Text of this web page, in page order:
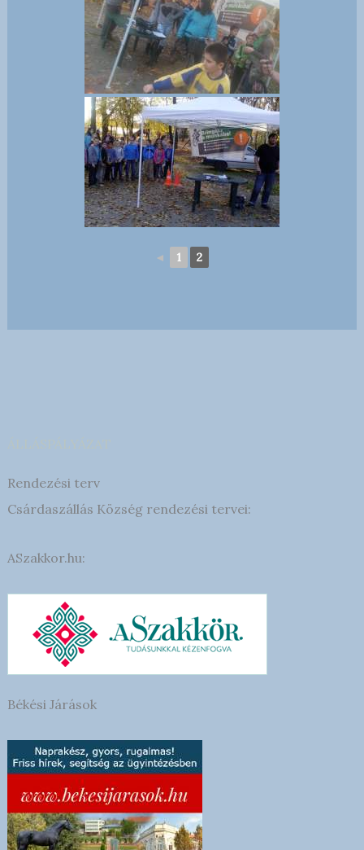
Rendezési terv
Csárdaszállás Község rendezési tervei:
ASzakkor.hu:
Békési Járások
◄ 1 2